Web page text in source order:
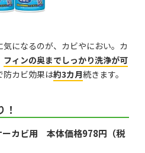
になるのが、カビやにおい。カ
フィンの奥までしっかり洗浄が可
防カビ効果は約3カ月続きます。
ーカビ用 本体価格978円（税